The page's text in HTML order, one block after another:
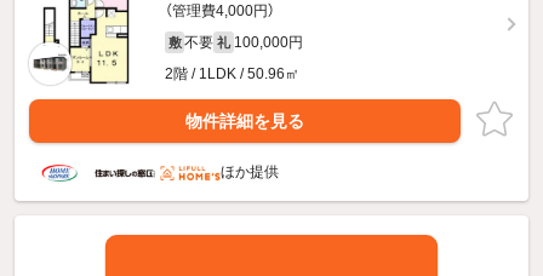
（管理費4,000円）
敷 不要 礼 100,000円
2階 / 1LDK / 50.96㎡
物件詳細を見る
ほか提供